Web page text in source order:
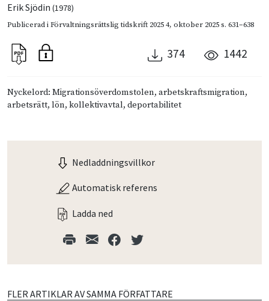
Erik Sjödin (1978)
Publicerad iFörvaltningsrättslig tidskrift 2025 4, oktober 2025s. 631–638
374 1442
Nyckelord: Migrationsöverdomstolen, arbetskraftsmigration,
arbetsrätt, lön, kollektivavtal, deportabilitet
Nedladdningsvillkor
Automatisk referens
Ladda ned
FLER ARTIKLAR AV SAMMA FÖRFATTARE